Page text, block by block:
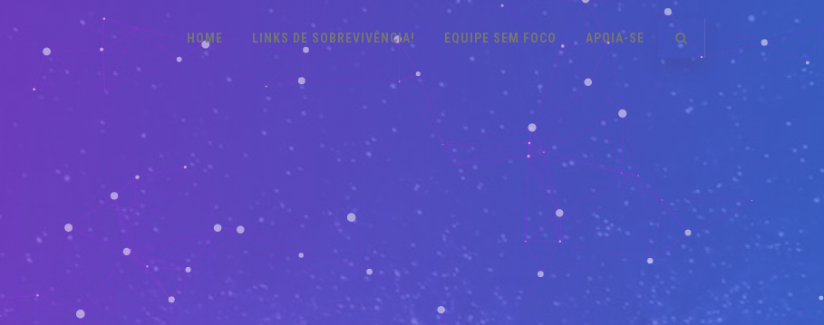
HOME LINKS DE SOBREVIVÊNCIA! EQUIPE SEM FOCO APOIA-SE